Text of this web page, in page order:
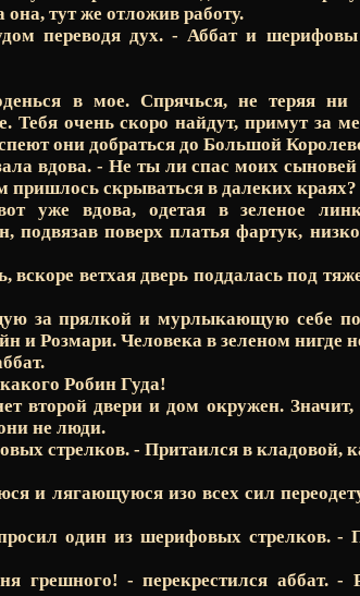
она, тут же отложив работу.
переводя дух. - Аббат и
в мое. Спрячься, не теряя
Тебя очень скоро найдут, примут за
они добраться до Большой
вдова. - Не ты ли спас моих
пришлось скрываться в далеких краях?
уже вдова, одетая в зеленое
подвязав поверх платья фартук,
вскоре ветхая дверь поддалась под
за прялкой и мурлыкающую себе
и Розмари. Человека в зеленом нигде
Робин Гуда!
второй двери и дом окружен. Значит,
не люди.
стрелков. - Притаился в кладовой,
и лягающуюся изо всех сил
один из шерифовых стрелков. -
грешного! - перекрестился аббат. -